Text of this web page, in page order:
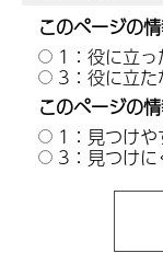
このページの
1：役に立っ
3：役に立た
このページの
1：見つけや
3：見つけに